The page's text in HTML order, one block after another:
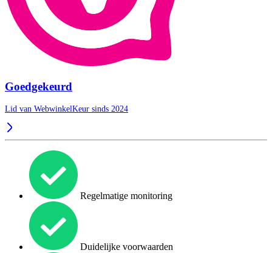
Goedgekeurd
Lid van WebwinkelKeur sinds 2024
Regelmatige monitoring
Duidelijke voorwaarden